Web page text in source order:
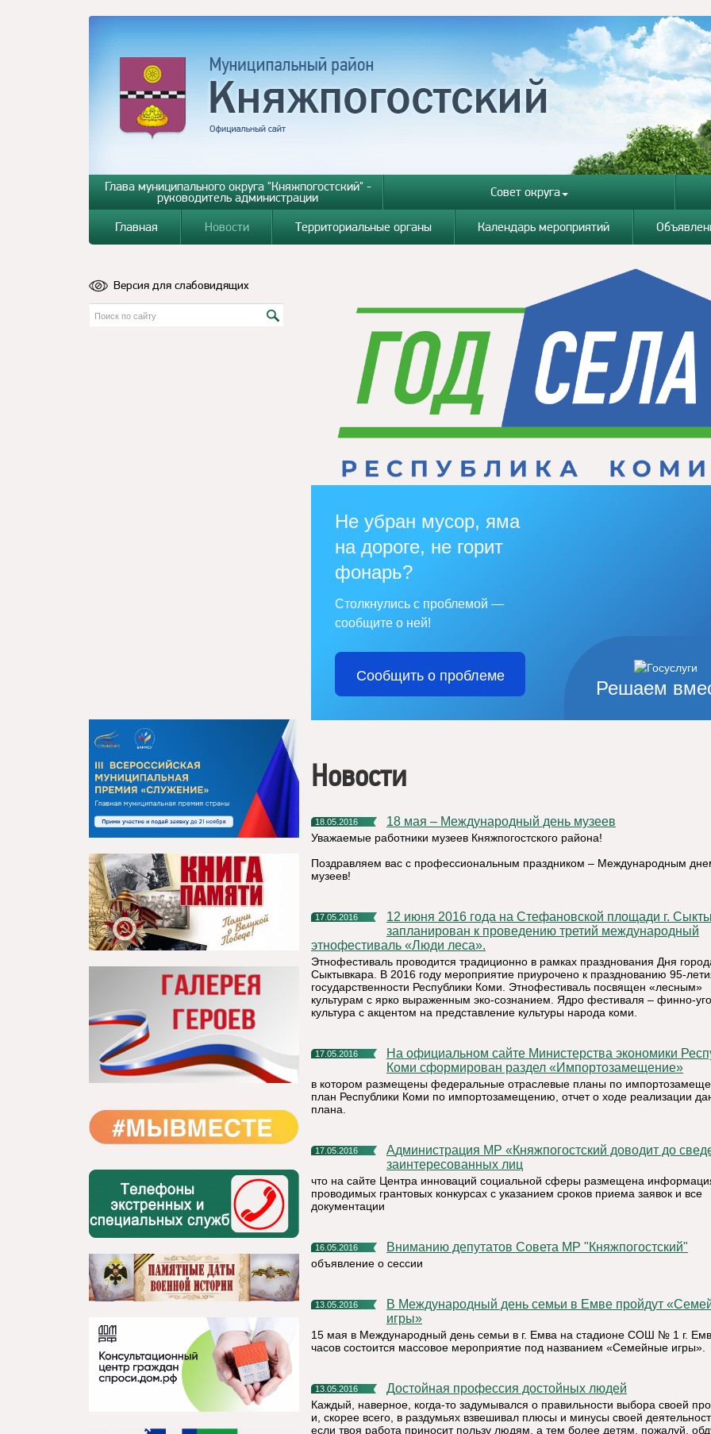
Глава муниципального округа "Княжпогостский" -
руководитель администрации Совет округа
Главная Новости Территориальные органы Календарь мероприятий
Версия для слабовидящих
Решаем
Не убран мусор, яма
на дороге, не горит
фонарь?
Столкнулись с проблемой —
сообщите о ней!
Сообщить о проблеме
Новости
18.05.2016 18 мая – Международный день музеев
Уважаемые работники музеев Княжпогостского района!
Поздравляем вас с профессиональным праздником – Международным
музеев!
17.05.2016
12 июня 2016 года на Стефановской площади г. Сыктывкар
запланирован к проведению третий международный
этнофестиваль «Люди леса».
Этнофестиваль проводится традиционно в рамках празднования Дня
Сыктывкара. В 2016 году мероприятие приурочено к празднованию 95-
государственности Республики Коми. Этнофестиваль посвящен «лесным»
культурам с ярко выраженным эко-сознанием. Ядро фестиваля – финно-
культура с акцентом на представление культуры народа коми.
17.05.2016
На официальном сайте Министерства экономики Республики
Коми сформирован раздел «Импортозамещение»
в котором размещены федеральные отраслевые планы по
план Республики Коми по импортозамещению, отчет о ходе реализации
плана.
17.05.2016
Администрация МР «Княжпогостский доводит до сведения
заинтересованных лиц
что на сайте Центра инноваций социальной сферы размещена
проводимых грантовых конкурсах с указанием сроков приема заявок и все
документации
16.05.2016 Вниманию депутатов Совета МР "Княжпогостский"
объявление о сессии
13.05.2016
В Международный день семьи в Емве пройдут «Семейные
игры»
15 мая в Международный день семьи в г. Емва на стадионе СОШ № 1 г.
часов состоится массовое мероприятие под названием «Семейные игры».
13.05.2016 Достойная профессия достойных людей
Каждый, наверное, когда-то задумывался о правильности выбора своей
и, скорее всего, в раздумьях взвешивал плюсы и минусы своей
если твоя работа приносит пользу людям, а тем более детям, пожалуй,